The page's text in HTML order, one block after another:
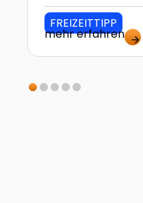
FREIZEITTIPP
mehr erfahren arrow_forward